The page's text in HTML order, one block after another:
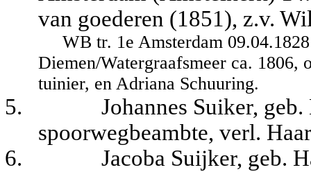
van goederen (1851), z.v.
WB tr. 1e Amsterdam
Diemen/Watergraafsmeer ca.
tuinier, en Adriana Schuuring.
5.
Johannes Suiker,
spoorwegbeambte, verl.
6.
Jacoba Suijker, geb.